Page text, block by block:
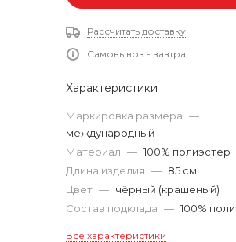
Рассчитать доставку
Самовывоз - завтра.
Характеристики
Маркировка размера —
международный
Материал — 100% полиэстер
Длина изделия — 85 см
Цвет — чёрный (крашеный)
Состав подклада — 100%
Все характеристики